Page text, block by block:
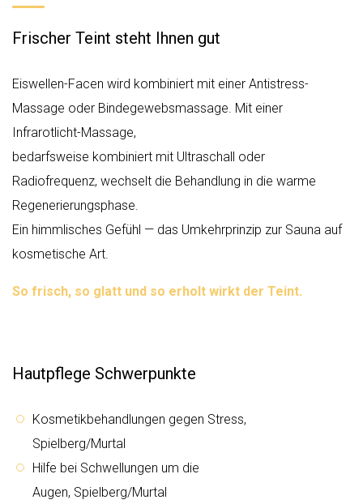
Frischer Teint steht Ihnen gut
Eiswellen-Facen wird kombiniert mit einer Antistress-
Massage oder Bindegewebsmassage. Mit einer
Infrarotlicht-Massage,
bedarfsweise kombiniert mit Ultraschall oder
Radiofrequenz, wechselt die Behandlung in die warme
Regenerierungsphase.
Ein himmlisches Gefühl — das Umkehrprinzip zur Sauna auf
kosmetische Art.
So frisch, so glatt und so erholt wirkt der Teint.
Hautpflege Schwerpunkte
Kosmetikbehandlungen gegen Stress,
Spielberg/Murtal
Hilfe bei Schwellungen um die
Augen, Spielberg/Murtal